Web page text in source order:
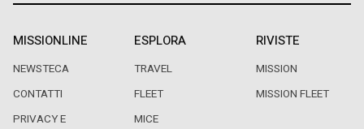
MISSIONLINE
NEWSTECA
CONTATTI
PRIVACY E
ESPLORA
TRAVEL
FLEET
MICE
RIVISTE
MISSION
MISSION FLEET